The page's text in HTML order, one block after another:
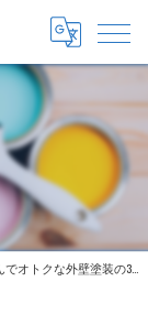
ナ対策をしっかりと行い、少人数制にて開催させて頂きます。